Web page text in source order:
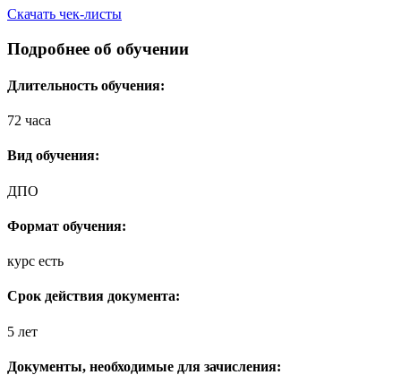
Скачать чек-листы
Подробнее об обучении
Длительность обучения:
72 часа
Вид обучения:
ДПО
Формат обучения:
курс есть
Срок действия документа:
5 лет
Документы, необходимые для зачисления: